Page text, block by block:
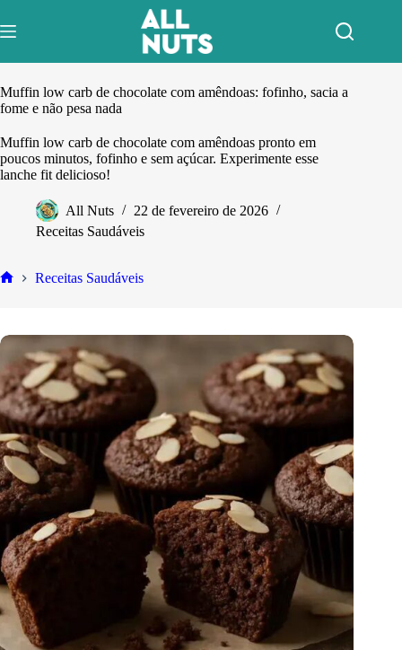
para
o
Muffin low carb de chocolate com amêndoas: fofinho, sacia a
fome e não pesa nada
Muffin low carb de chocolate com amêndoas pronto em
poucos minutos, fofinho e sem açúcar. Experimente esse
lanche fit delicioso!
All Nuts
22 de fevereiro de 2026
Receitas Saudáveis
Receitas Saudáveis